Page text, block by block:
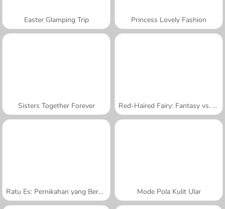
Easter Glamping Trip Princess Lovely Fashion
Sisters Together Forever Red-Haired Fairy: Fantasy vs. Reality
Ratu Es: Pernikahan yang Berantakan Mode Pola Kulit Ular